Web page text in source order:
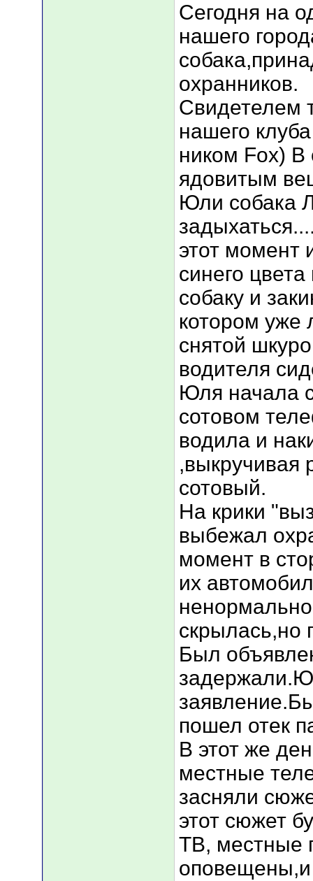
Сегодня на
нашего
охранников.
Свидетелем
нашего
ником Fox) В
ядовитым
Юли собака
этот момент
синего
собаку и
котором уже
снятой
водителя
Юля начала
сотовом
водила и
,выкручивая
сотовый.
На крики
выбежал
момент в
их
скрылась,но
Был
пошел отек
В этот же
местные
засняли
этот сюжет
ТВ, местные
оповещены,и